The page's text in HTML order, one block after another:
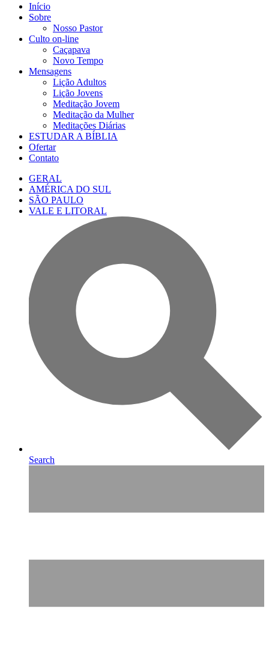
Início
Sobre
Nosso Pastor
Culto on-line
Caçapava
Novo Tempo
Mensagens
Lição Adultos
Lição Jovens
Meditação Jovem
Meditação da Mulher
Meditações Diárias
ESTUDAR A BÍBLIA
Ofertar
Contato
GERAL
AMÉRICA DO SUL
SÃO PAULO
VALE E LITORAL
Search